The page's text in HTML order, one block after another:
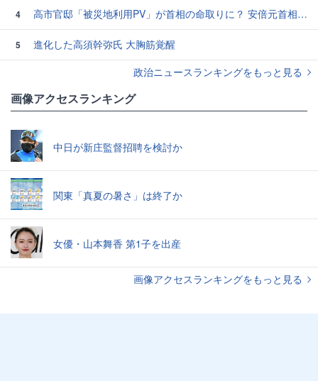
4 高市官邸「被災地利用PV」が首相の命取りに？ 安倍元首相“コロナおこもり動画”の二の舞を自民党が危惧
5
進化した高須幹弥氏 大胸筋覚醒
政治ニュースランキングをもっと見る
画像アクセスランキング
中日が新庄監督招聘を検討か
関東「真夏の暑さ」は終了か
女優・山本舞香 第1子を出産
画像アクセスランキングをもっと見る